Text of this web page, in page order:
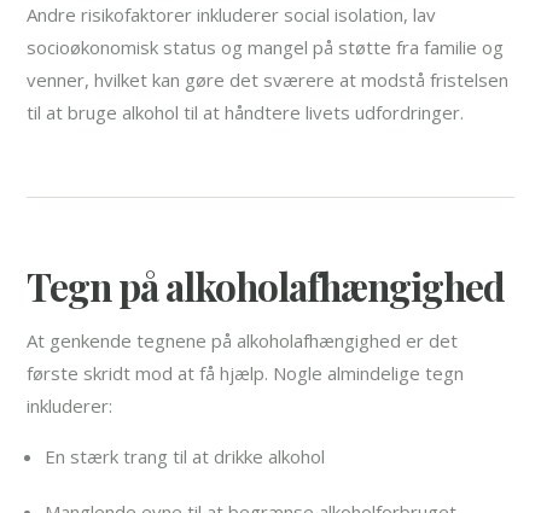
Andre risikofaktorer inkluderer social isolation, lav
socioøkonomisk status og mangel på støtte fra familie og
venner, hvilket kan gøre det sværere at modstå fristelsen
til at bruge alkohol til at håndtere livets udfordringer.
Tegn på alkoholafhængighed
At genkende tegnene på alkoholafhængighed er det
første skridt mod at få hjælp. Nogle almindelige tegn
inkluderer:
En stærk trang til at drikke alkohol